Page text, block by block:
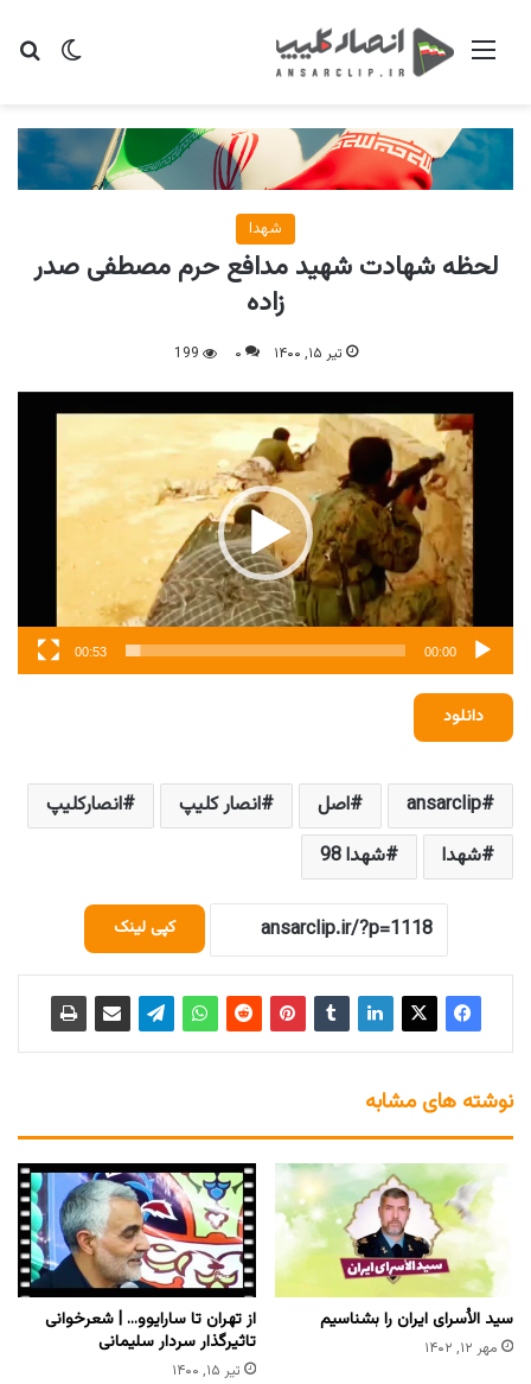
تغییر منو
شهدا
لحظه شهادت شهید مدافع حرم مصطفی صدر
زاده
تیر ۱۵, ۱۴۰۰ ۰ 199
نمایشگر
00:00
00:53
دانلود
ansarclip اصل انصار کلیپ
انصارکلیپ
شهدا
شهدا 98
کپی لینک
نوشته های مشابه
سید الاُسرای ایران را بشناسیم
مهر ۱۲, ۱۴۰۲
از تهران تا سارایوو… | شعرخوانی
تاثیرگذار سردار سلیمانی
تیر ۱۵, ۱۴۰۰